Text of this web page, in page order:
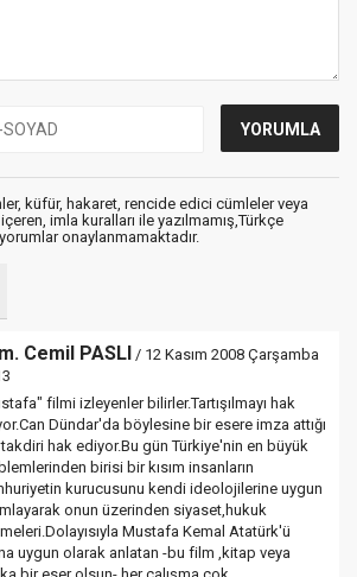
küfür, hakaret, rencide edici cümleler veya
imla kuralları ile yazılmamış,Türkçe
onaylanmamaktadır.
Cemil PASLI / 12 Kasım 2008 Çarşamba
filmi izleyenler bilirler.Tartışılmayı hak
Dündar'da böylesine bir esere imza attığı
hak ediyor.Bu gün Türkiye'nin en büyük
birisi bir kısım insanların
kurucusunu kendi ideolojilerine uygun
onun üzerinden siyaset,hukuk
Mustafa Kemal Atatürk'ü
uygun olarak anlatan -bu film ,kitap veya